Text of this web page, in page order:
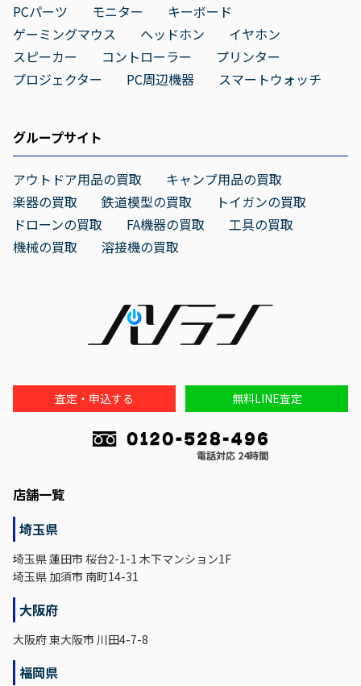
査定・申込する 無料LINE査定
電話対応 24時間
店舗一覧
埼玉県
埼玉県 蓮田市 桜台2-1-1 木下マンション1F
埼玉県 加須市 南町14-31
大阪府
大阪府 東大阪市 川田4-7-8
福岡県
PCパーツ
モニター
キーボード
ゲーミングマウス
ヘッドホン
イヤホン
スピーカー
コントローラー
プリンター
プロジェクター
PC周辺機器 スマートウォッチ
グループサイト
アウトドア用品の買取
キャンプ用品の買取
楽器の買取
鉄道模型の買取
トイガンの買取
ドローンの買取
FA機器の買取
工具の買取
機械の買取
溶接機の買取